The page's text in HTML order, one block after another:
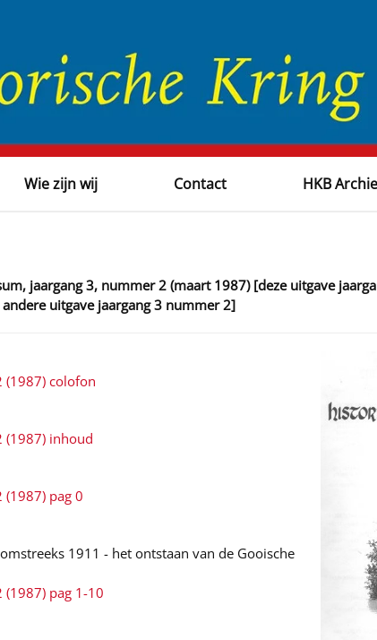
Wie zijn wij Contact HKB
jaargang 3, nummer 2 (maart 1987) [deze uitgave
uitgave jaargang 3 nummer 2]
(1987) colofon
(1987) inhoud
pag 0
1911 - het ontstaan van de Gooische
pag 1-10